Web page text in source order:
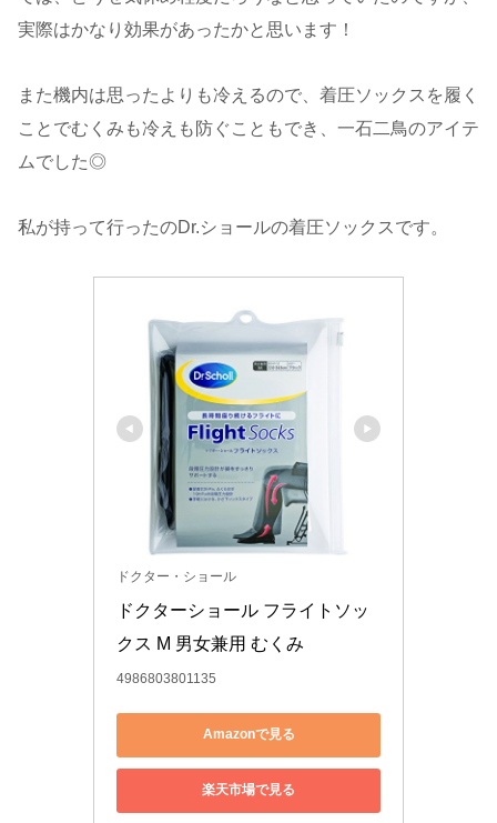
実際はかなり効果があったかと思います！
また機内は思ったよりも冷えるので、着圧ソックスを履く
ことでむくみも冷えも防ぐこともでき、一石二鳥のアイテ
ムでした◎
私が持って行ったのDr.ショールの着圧ソックスです。
ドクター・ショール
ドクターショール フライトソッ
クス M 男女兼用 むくみ
4986803801135
Amazonで見る
楽天市場で見る